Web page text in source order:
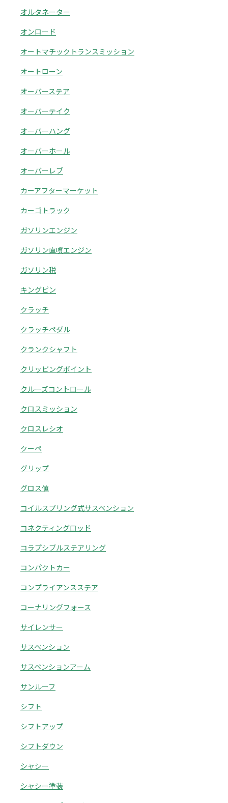
オルタネーター
オンロード
オートマチックトランスミッション
オートローン
オーバーステア
オーバーテイク
オーバーハング
オーバーホール
オーバーレブ
カーアフターマーケット
カーゴトラック
ガソリンエンジン
ガソリン直噴エンジン
ガソリン税
キングピン
クラッチ
クラッチペダル
クランクシャフト
クリッピングポイント
クルーズコントロール
クロスミッション
クロスレシオ
クーペ
グリップ
グロス値
コイルスプリング式サスペンション
コネクティングロッド
コラプシブルステアリング
コンパクトカー
コンプライアンスステア
コーナリングフォース
サイレンサー
サスペンション
サスペンションアーム
サンルーフ
シフト
シフトアップ
シフトダウン
シャシー
シャシー塗装